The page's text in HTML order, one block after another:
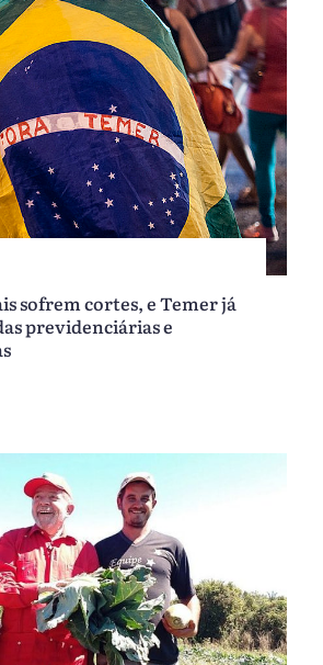
sofrem cortes, e Temer já
previdenciárias e